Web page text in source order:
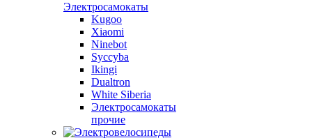
Электросамокаты
Kugoo
Xiaomi
Ninebot
Syccyba
Ikingi
Dualtron
White Siberia
Электросамокаты
прочие